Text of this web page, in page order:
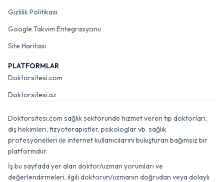
Gizlilik Politikası
Google Takvim Entegrasyonu
Site Haritası
PLATFORMLAR
Doktorsitesi.com
Doktorsitesi.az
Doktorsitesi.com sağlık sektöründe hizmet veren tıp doktorları,
diş hekimleri, fizyoterapistler, psikologlar vb. sağlık
profesyonelleri ile internet kullanıcılarını buluşturan bağımsız bir
platformdur.
İş bu sayfada yer alan doktor/uzman yorumları ve
değerlendirmeleri, ilgili doktorun/uzmanın doğrudan veya dolaylı